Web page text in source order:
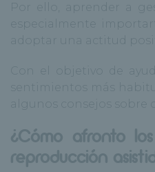
Por ello, aprender a
especialmente
adoptar una actitud
Con el objetivo de
sentimientos más
algunos consejos sobre
¿Cómo afronto
reproducción